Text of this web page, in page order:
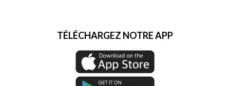
TÉLÉCHARGEZ NOTRE APP